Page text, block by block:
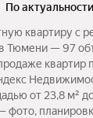
по актуальности
квартиру с
Тюмени — 97
от 23,8 м²